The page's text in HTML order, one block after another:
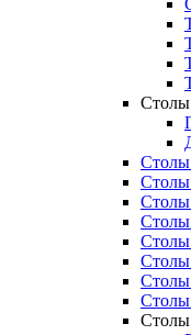
Столы
Столы
Столы
Столы
Столы